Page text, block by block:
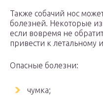
Также собачий нос
болезней. Некоторые
если вовремя не
привести к летальному
Опасные болезни:
чумка;